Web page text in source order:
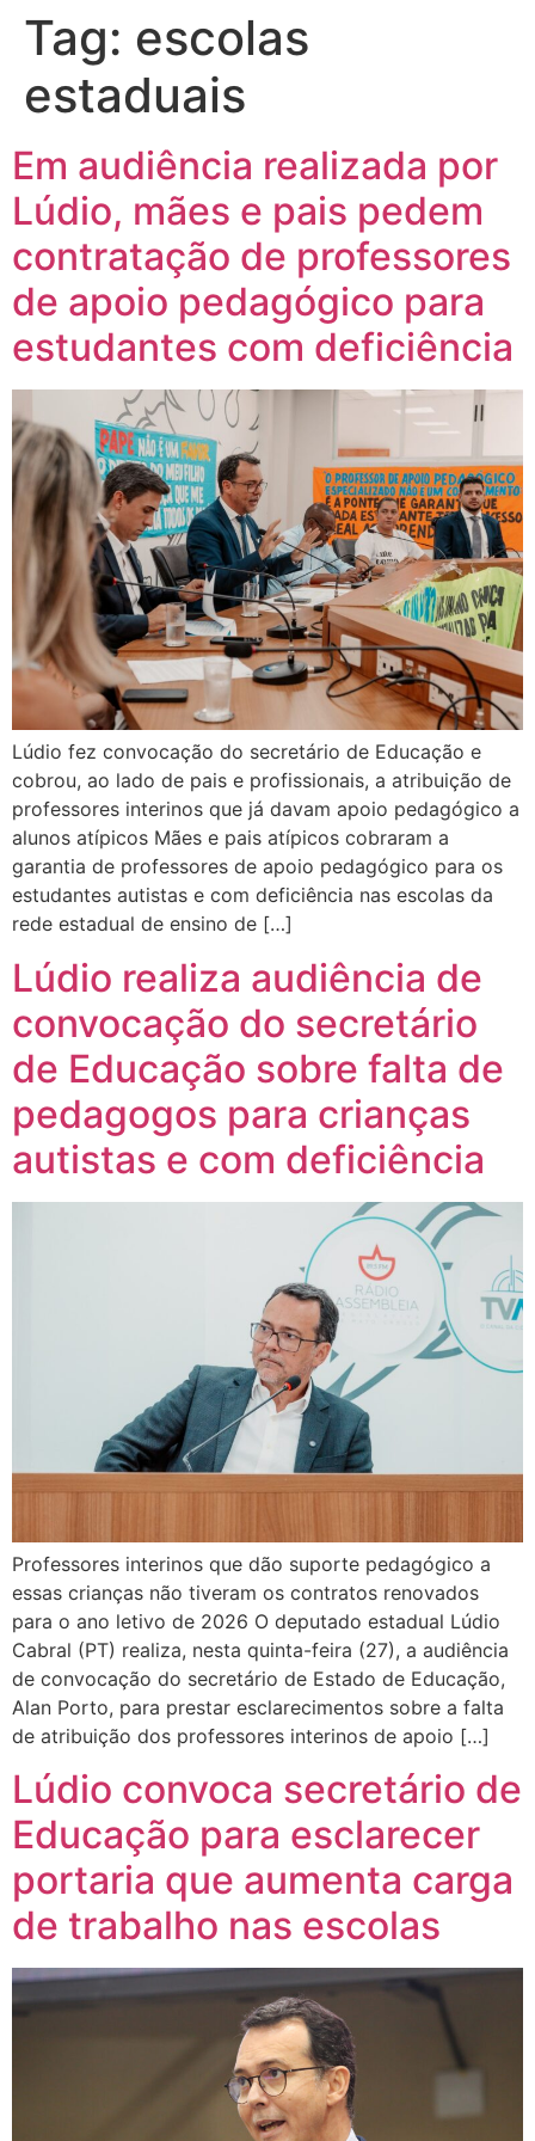
Tag: escolas
estaduais
Em audiência realizada por
Lúdio, mães e pais pedem
contratação de professores
de apoio pedagógico para
estudantes com deficiência
Lúdio fez convocação do secretário de Educação e
cobrou, ao lado de pais e profissionais, a atribuição de
professores interinos que já davam apoio pedagógico a
alunos atípicos Mães e pais atípicos cobraram a
garantia de professores de apoio pedagógico para os
estudantes autistas e com deficiência nas escolas da
rede estadual de ensino de […]
Lúdio realiza audiência de
convocação do secretário
de Educação sobre falta de
pedagogos para crianças
autistas e com deficiência
Professores interinos que dão suporte pedagógico a
essas crianças não tiveram os contratos renovados
para o ano letivo de 2026 O deputado estadual Lúdio
Cabral (PT) realiza, nesta quinta-feira (27), a audiência
de convocação do secretário de Estado de Educação,
Alan Porto, para prestar esclarecimentos sobre a falta
de atribuição dos professores interinos de apoio […]
Lúdio convoca secretário de
Educação para esclarecer
portaria que aumenta carga
de trabalho nas escolas